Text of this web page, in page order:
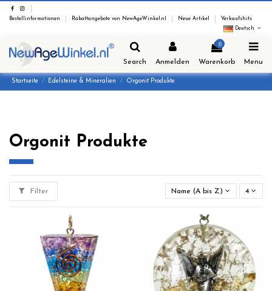
Bestellinformationen Rabattangebote von NewAgeWinkel.nl Neue Artikel
Verkaufshits
Deutsch
Search Anmelden
0
Warenkorb Menu
Startseite Edelsteine & Mineralien Orgonit Produkte
Orgonit Produkte
Filter Name (A bis Z) 4